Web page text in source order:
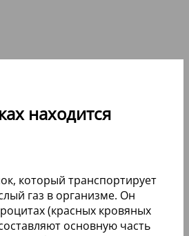
находится
который транспортирует
газ в организме. Он
(красных кровяных
основную часть